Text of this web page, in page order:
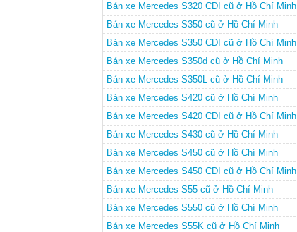
Bán xe Mercedes S320 CDI cũ ở Hồ Chí Minh
Bán xe Mercedes S350 cũ ở Hồ Chí Minh
Bán xe Mercedes S350 CDI cũ ở Hồ Chí Minh
Bán xe Mercedes S350d cũ ở Hồ Chí Minh
Bán xe Mercedes S350L cũ ở Hồ Chí Minh
Bán xe Mercedes S420 cũ ở Hồ Chí Minh
Bán xe Mercedes S420 CDI cũ ở Hồ Chí Minh
Bán xe Mercedes S430 cũ ở Hồ Chí Minh
Bán xe Mercedes S450 cũ ở Hồ Chí Minh
Bán xe Mercedes S450 CDI cũ ở Hồ Chí Minh
Bán xe Mercedes S55 cũ ở Hồ Chí Minh
Bán xe Mercedes S550 cũ ở Hồ Chí Minh
Bán xe Mercedes S55K cũ ở Hồ Chí Minh